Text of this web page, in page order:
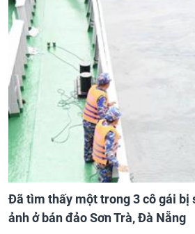
Đã tìm thấy một trong 3 cô gái bị
ảnh ở bán đảo Sơn Trà, Đà Nẵng